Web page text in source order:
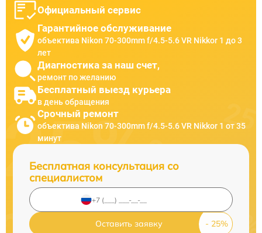
Официальный сервис
Гарантийное обслуживание
объектива Nikon 70-300mm f/4.5-5.6 VR Nikkor 1 до 3
лет
Диагностика за наш счет,
ремонт по желанию
Бесплатный выезд курьера
в день обращения
Срочный ремонт
объектива Nikon 70-300mm f/4.5-5.6 VR Nikkor 1 от 35
минут
Бесплатная консультация со
специалистом
Оставить заявку